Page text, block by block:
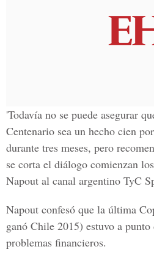
'Todavía no se puede asegurar
Centenario sea un hecho cien
durante tres meses, pero
se corta el diálogo comienzan
Napout al canal argentino TyC
Napout confesó que la última
ganó Chile 2015) estuvo a
problemas financieros.